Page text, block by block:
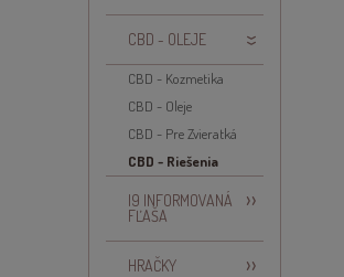
CBD - OLEJE
CBD - Kozmetika
CBD - Oleje
CBD - Pre Zvieratká
CBD - Riešenia
I9 INFORMOVANÁ
FĽAŠA
HRAČKY